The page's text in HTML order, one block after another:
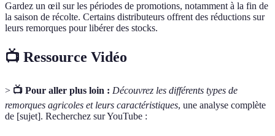
Gardez un œil sur les périodes de promotions, notamment à la fin de
la saison de récolte. Certains distributeurs offrent des réductions sur
leurs remorques pour libérer des stocks.
📺 Ressource Vidéo
> 📺 Pour aller plus loin : Découvrez les différents types de
remorques agricoles et leurs caractéristiques, une analyse complète
de [sujet]. Recherchez sur YouTube :